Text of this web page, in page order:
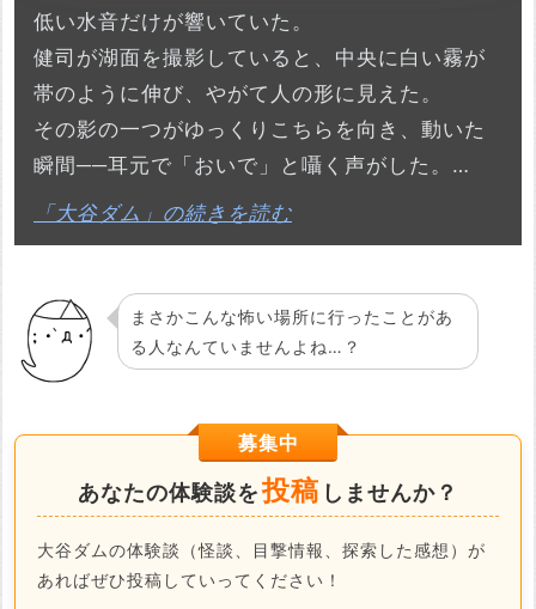
低い水音だけが響いていた。
健司が湖面を撮影していると、中央に白い霧が
帯のように伸び、やがて人の形に見えた。
その影の一つがゆっくりこちらを向き、動いた
瞬間──耳元で「おいで」と囁く声がした。…
「大谷ダム」の続きを読む
まさかこんな怖い場所に行ったことがあ
る人なんていませんよね…？
募集中
あなたの体験談を投稿 しませんか？
大谷ダムの体験談（怪談、目撃情報、探索した感想）が
あればぜひ投稿していってください！